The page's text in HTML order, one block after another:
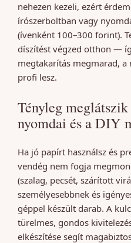
nehezen kezeli, ezért
írószerboltban vagy
(ívenként 100–300 forint).
díszítést végzed otthon —
megtakarítás megmarad,
profi lesz.
Tényleg
nyomdai és a DIY
Ha jó papírt használsz és
vendég nem fogja
(szalag, pecsét, szárított
személyesebbnek és
géppel készült darab. A
türelmes, gondos
elkészítése segít